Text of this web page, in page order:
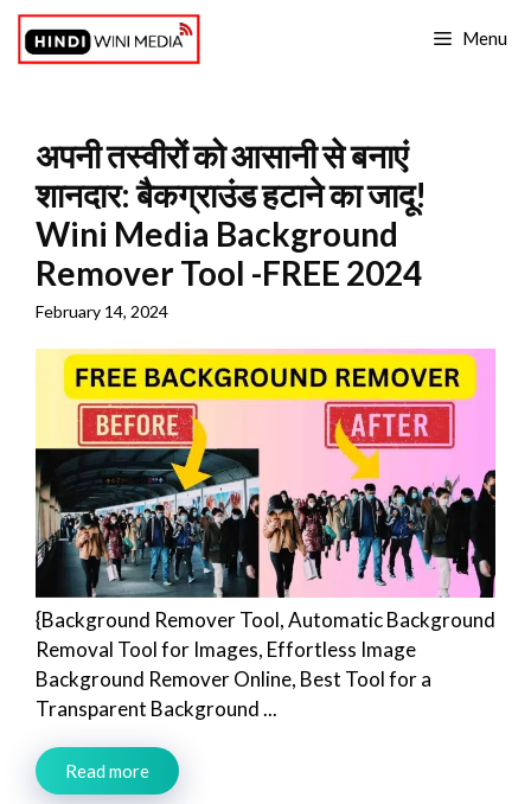
Skip
content
Menu
अपनी तस्वीरों को आसानी से बनाएं
शानदार: बैकग्राउंड हटाने का जादू!
Wini Media Background
Remover Tool -FREE 2024
February 14, 2024
{Background Remover Tool, Automatic Background
Removal Tool for Images, Effortless Image
Background Remover Online, Best Tool for a
Transparent Background ...
Read more